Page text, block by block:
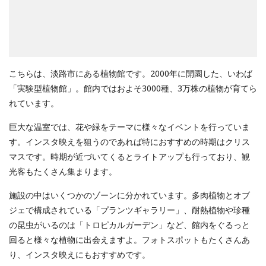
こちらは、淡路市にある植物館です。2000年に開園した、いわば
「実験型植物館」。館内ではおよそ3000種、3万株の植物が育てら
れています。
巨大な温室では、花や緑をテーマに様々なイベントを行っていま
す。インスタ映えを狙うのであれば特におすすめの時期はクリス
マスです。時期が近づいてくるとライトアップも行っており、観
光客もたくさん集まります。
施設の中はいくつかのゾーンに分かれています。多肉植物とオブ
ジェで構成されている「プランツギャラリー」、耐熱植物や珍種
の昆虫がいるのは「トロピカルガーデン」など、館内をぐるっと
回ると様々な植物に出会えますよ。フォトスポットもたくさんあ
り、インスタ映えにもおすすめです。